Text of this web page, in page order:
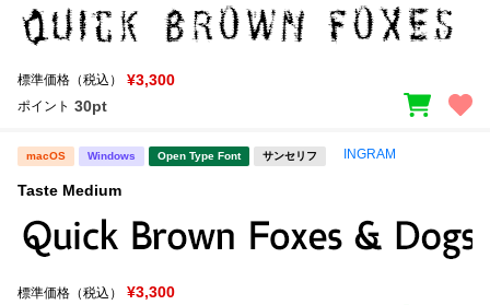
標準価格（税込） ¥3,300
ポイント 30pt
macOS Windows Open Type Font サンセリフ INGRAM
Taste Medium
標準価格（税込） ¥3,300